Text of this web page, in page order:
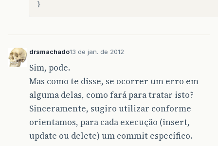
Object obj = null
try
tx
obj = session . load(nomeClasse,
log.debug("BUSCA do objeto da
catch Exception
log .debug ("Ocorreu um erro ao
log. error ("Classe GenericDAO ---
. printStackTrace
finally
}
drsmachado13 de jan. de 2012
Sim, pode.
Mas como te disse, se ocorrer um erro em
alguma delas, como fará para tratar isto?
Sinceramente, sugiro utilizar conforme
orientamos, para cada execução (insert,
update ou delete) um commit específico.